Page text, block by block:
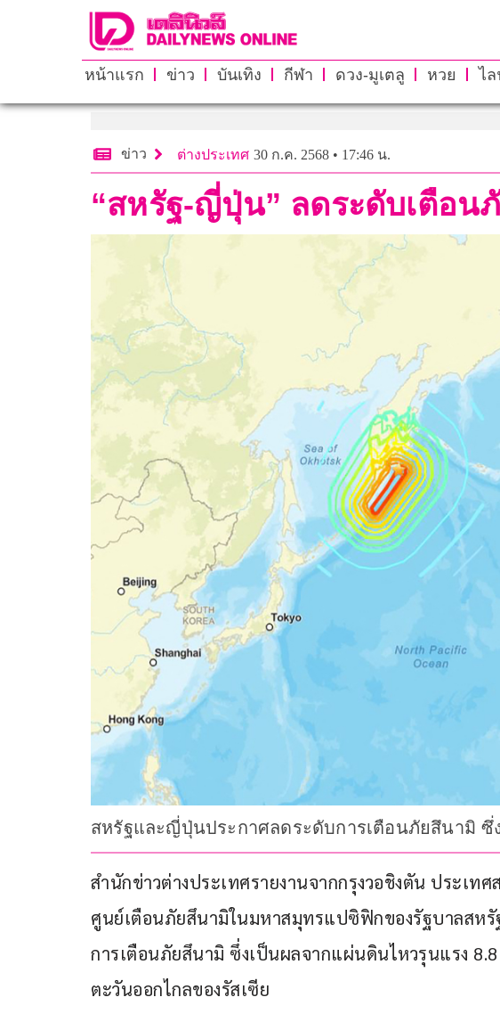
หน้าแรก ข่าว บันเทิง กีฬา ดวง-มูเตลู หวย ไ
ข่าว ต่างประเทศ 30 ก.ค. 2568 • 17:46 น.
“สหรัฐ-ญี่ปุ่น” ลดระดับเตือน
สหรัฐและญี่ปุ่นประกาศลดระดับการเตือนภัยสึนามิ
สำนักข่าวต่างประเทศรายงานจากกรุงวอชิงตัน ประเท
ศูนย์เตือนภัยสึนามิในมหาสมุทรแปซิฟิกของรัฐบาลสห
การเตือนภัยสึนามิ ซึ่งเป็นผลจากแผ่นดินไหวรุนแรง
ตะวันออกไกลของรัสเซีย